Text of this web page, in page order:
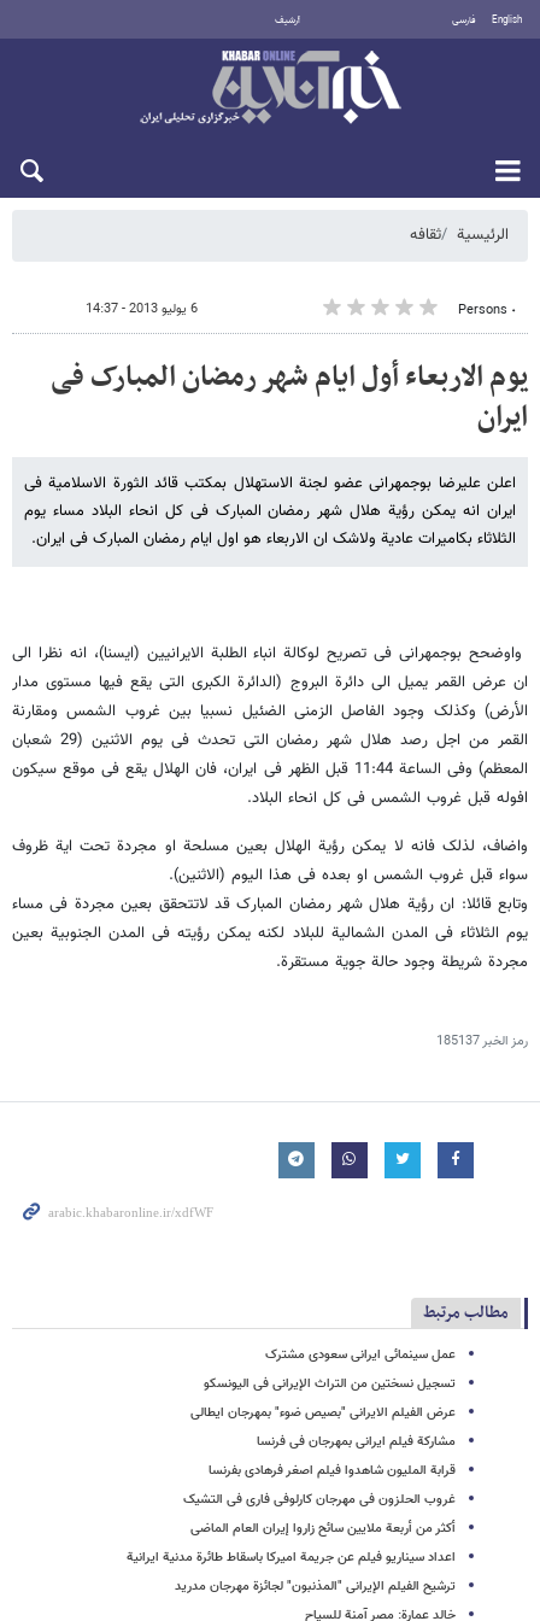
English فارسی أرشيف
الرئيسية ثقافه
٠ Persons 6 يوليو 2013 - 14:37
یوم الاربعاء أول ایام شهر رمضان المبارک فی
ایران
اعلن علیرضا بوجمهرانی عضو لجنة الاستهلال بمکتب قائد الثورة الاسلامیة فی
ایران انه یمکن رؤیة هلال شهر رمضان المبارک فی کل انحاء البلاد مساء یوم
الثلاثاء بکامیرات عادیة ولاشک ان الاربعاء هو اول ایام رمضان المبارک فی ایران.
واوضحح بوجمهرانی فی تصریح لوکالة انباء الطلبة الایرانیین (ایسنا)، انه نظرا الى
ان عرض القمر یمیل الى دائرة البروج (الدائرة الکبرى التی یقع فیها مستوى مدار
الأرض) وکذلک وجود الفاصل الزمنی الضئیل نسبیا بین غروب الشمس ومقارنة
القمر من اجل رصد هلال شهر رمضان التی تحدث فی یوم الاثنین (29 شعبان
المعظم) وفی الساعة 11:44 قبل الظهر فی ایران، فان الهلال یقع فی موقع سیکون
افوله قبل غروب الشمس فی کل انحاء البلاد.
واضاف، لذلک فانه لا یمکن رؤیة الهلال بعین مسلحة او مجردة تحت ایة ظروف
سواء قبل غروب الشمس او بعده فی هذا الیوم (الاثنین).
وتابع قائلا: ان رؤیة هلال شهر رمضان المبارک قد لاتتحقق بعین مجردة فی مساء
یوم الثلاثاء فی المدن الشمالیة للبلاد لکنه یمکن رؤیته فی المدن الجنوبیة بعین
مجردة شریطة وجود حالة جویة مستقرة.
رمز الخبر185137
مطالب مرتبط
عمل سینمائی ایرانی سعودی مشترک
تسجیل نسختین من التراث الإیرانی فی الیونسکو
عرض الفیلم الایرانی "بصیص ضوء" بمهرجان ایطالی
مشارکة فیلم ایرانی بمهرجان فی فرنسا
قرابة الملیون شاهدوا فیلم اصغر فرهادی بفرنسا
غروب الحلزون فی مهرجان کارلوفی فاری فی التشیک
أکثر من أربعة ملایین سائح زاروا إیران العام الماضی
اعداد سیناریو فیلم عن جریمة امیرکا باسقاط طائرة مدنیة ایرانیة
ترشیح الفیلم الإیرانی "المذنبون" لجائزة مهرجان مدرید
خالد عمارة: مصر آمنة للسیاح